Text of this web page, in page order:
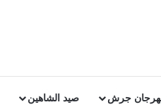
جرش صيد الشاهين